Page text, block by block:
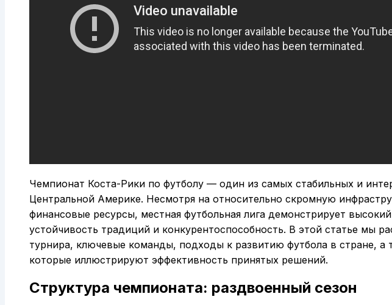
Чемпионат Коста-Рики по футболу — один из самых стабильных и
Центральной Америке. Несмотря на относительно скромную
финансовые ресурсы, местная футбольная лига демонстрирует
устойчивость традиций и конкурентоспособность. В этой статье мы
турнира, ключевые команды, подходы к развитию футбола в стране, а
которые иллюстрируют эффективность принятых решений.
Структура чемпионата: раздвоенный сезон